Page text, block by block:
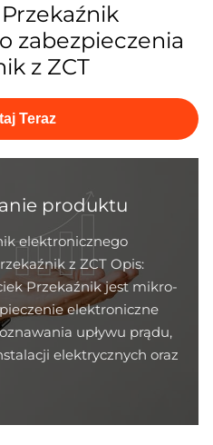
zabezpieczenia
z ZCT
Teraz
produktu
elektronicznego
z ZCT Opis:
Przekaźnik jest mikro-
elektroniczne
upływu prądu,
elektrycznych oraz